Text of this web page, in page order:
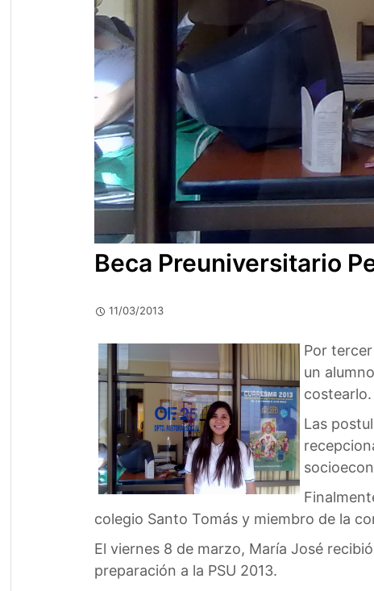
Beca Preuniversitario
11/03/2013
Por
un
costearlo.
Las
colegio Santo Tomás y miembro de la
El viernes 8 de marzo, María José
preparación a la PSU 2013.